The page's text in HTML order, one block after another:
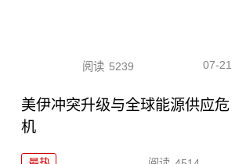
阅读 5239 07-21
美伊冲突升级与全球能源供应危
机